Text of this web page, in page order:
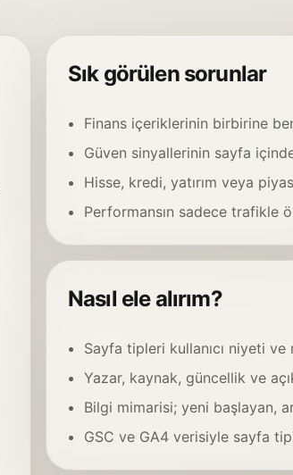
Sık görülen sorunlar
Finans içeriklerinin birbirine
Güven sinyallerinin sayfa
Hisse, kredi, yatırım veya
Performansın sadece trafikle
Nasıl ele alırım?
Sayfa tipleri kullanıcı niyeti ve
Yazar, kaynak, güncellik ve
Bilgi mimarisi; yeni başlayan,
GSC ve GA4 verisiyle sayfa